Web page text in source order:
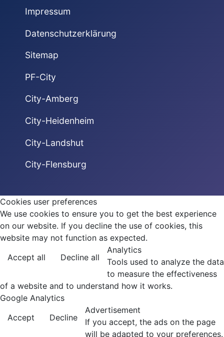
Impressum
Datenschutzerklärung
Sitemap
PF-City
City-Amberg
City-Heidenheim
City-Landshut
City-Flensburg
Cookies user preferences
We use cookies to ensure you to get the best experience
on our website. If you decline the use of cookies, this
website may not function as expected.
Accept all
Decline all
Analytics
Tools used to analyze the data
to measure the effectiveness
of a website and to understand how it works.
Google Analytics
Accept
Decline
Advertisement
If you accept, the ads on the page
will be adapted to your preferences.